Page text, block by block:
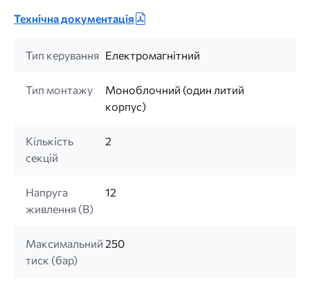
Технічна документація
Тип керування Електромагнітний
Тип монтажу
Моноблочний (один литий
корпус)
Кількість
секцій
2
Напруга
живлення (B)
12
Максимальний
тиск (бар)
250